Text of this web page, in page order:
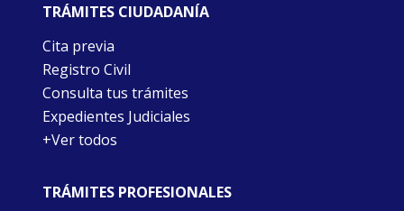
TRÁMITES CIUDADANÍA
Cita previa
Registro Civil
Consulta tus trámites
Expedientes Judiciales
+Ver todos
TRÁMITES PROFESIONALES